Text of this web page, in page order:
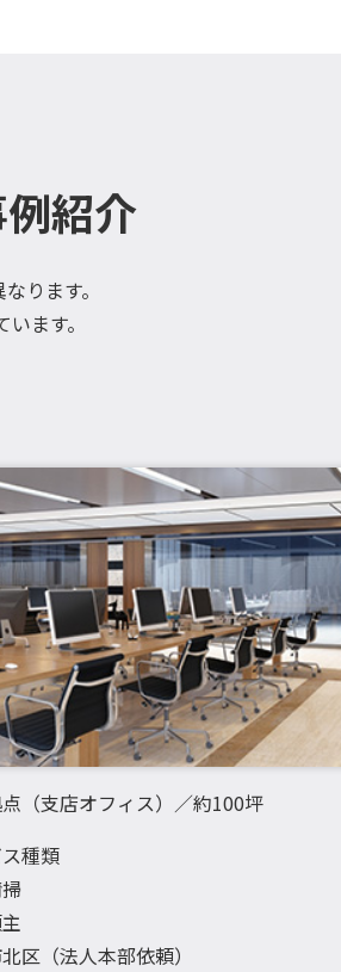
紹介
ります。
ます。
（支店オフィス）／約100坪
種類
区（法人本部依頼）